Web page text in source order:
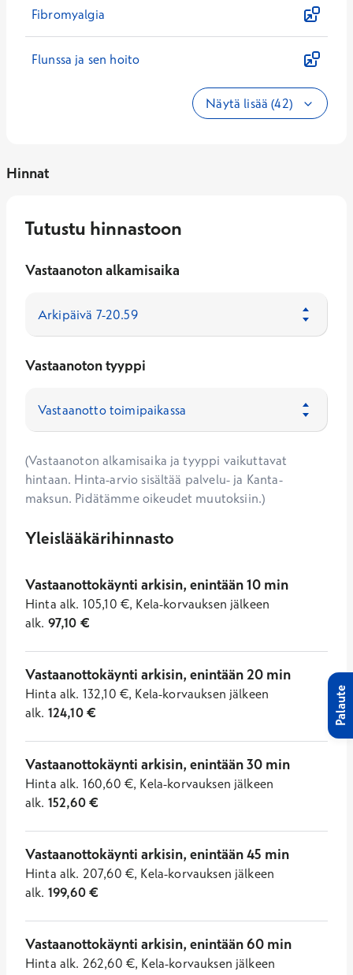
Fibromyalgia
Flunssa ja sen hoito
Näytä lisää (42)
Hinnat
Tutustu hinnastoon
Vastaanoton alkamisaika
Vastaanoton tyyppi
(Vastaanoton alkamisaika ja tyyppi vaikuttavat
hintaan. Hinta-arvio sisältää palvelu- ja Kanta-
maksun. Pidätämme oikeudet muutoksiin.)
Yleislääkärihinnasto
Vastaanottokäynti arkisin, enintään 10 min
Hinta alk. 105,10 €, Kela-korvauksen jälkeen
alk. 97,10 €
Vastaanottokäynti arkisin, enintään 20 min
Hinta alk. 132,10 €, Kela-korvauksen jälkeen
alk. 124,10€
Vastaanottokäynti arkisin, enintään 30 min
Hinta alk. 160,60 €, Kela-korvauksen jälkeen
alk. 152,60€
Vastaanottokäynti arkisin, enintään 45 min
Hinta alk. 207,60 €, Kela-korvauksen jälkeen
alk. 199,60€
Vastaanottokäynti arkisin, enintään 60 min
Hinta alk. 262,60 €, Kela-korvauksen jälkeen
Palaute